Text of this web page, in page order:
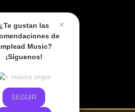
×
¿Te gustan las
de
Music?
¡Síguenos!
SEGUIR